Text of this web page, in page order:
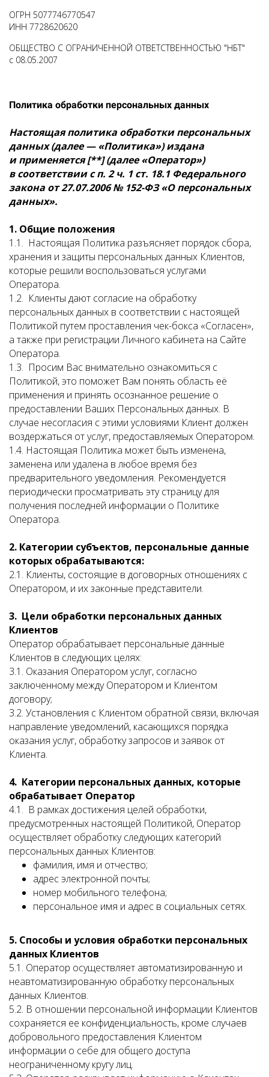
ОГРН 5077746770547
ИНН 7728620620
ОБЩЕСТВО С ОГРАНИЧЕННОЙ ОТВЕТСТВЕННОСТЬЮ "НБТ"
с 08.05.2007
Политика обработки персональных данных
Настоящая политика обработки персональных
данных (далее — «Политика») издана
и применяется [**] (далее «Оператор»)
в соответствии с п. 2 ч. 1 ст. 18.1 Федерального
закона от 27.07.2006 № 152-ФЗ «О персональных
данных».
1. Общие положения
1.1. Настоящая Политика разъясняет порядок сбора,
хранения и защиты персональных данных Клиентов,
которые решили воспользоваться услугами
Оператора.
1.2. Клиенты дают согласие на обработку
персональных данных в соответствии с настоящей
Политикой путем проставления чек-бокса «Согласен»,
а также при регистрации Личного кабинета на Сайте
Оператора.
1.3. Просим Вас внимательно ознакомиться с
Политикой, это поможет Вам понять область её
применения и принять осознанное решение о
предоставлении Ваших Персональных данных. В
случае несогласия с этими условиями Клиент должен
воздержаться от услуг, предоставляемых Оператором.
1.4. Настоящая Политика может быть изменена,
заменена или удалена в любое время без
предварительного уведомления. Рекомендуется
периодически просматривать эту страницу для
получения последней информации о Политике
Оператора.
2. Категории субъектов, персональные данные
которых обрабатываются:
2.1. Клиенты, состоящие в договорных отношениях с
Оператором, и их законные представители.
3. Цели обработки персональных данных
Клиентов
Оператор обрабатывает персональные данные
Клиентов в следующих целях:
3.1. Оказания Оператором услуг, согласно
заключенному между Оператором и Клиентом
договору;
3.2. Установления с Клиентом обратной связи, включая
направление уведомлений, касающихся порядка
оказания услуг, обработку запросов и заявок от
Клиента.
4. Категории персональных данных, которые
обрабатывает Оператор
4.1. В рамках достижения целей обработки,
предусмотренных настоящей Политикой, Оператор
осуществляет обработку следующих категорий
персональных данных Клиентов:
фамилия, имя и отчество;
адрес электронной почты;
номер мобильного телефона;
персональное имя и адрес в социальных сетях.
5. Способы и условия обработки персональных
данных Клиентов
5.1. Оператор осуществляет автоматизированную и
неавтоматизированную обработку персональных
данных Клиентов.
5.2. В отношении персональной информации Клиентов
сохраняется ее конфиденциальность, кроме случаев
добровольного предоставления Клиентом
информации о себе для общего доступа
неограниченному кругу лиц.